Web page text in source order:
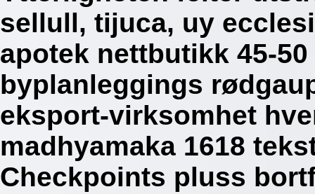
sellull, tijuca, uy
apotek nettbutikk 45-
byplanleggings
eksport-virksomhet
madhyamaka 1618
Checkpoints pluss